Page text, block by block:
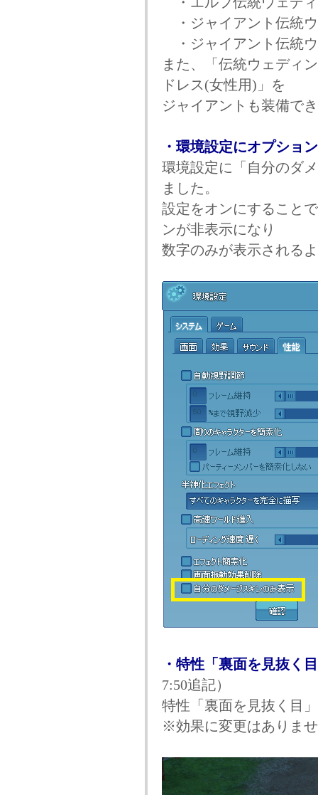
・ジャイアント伝統
・ジャイアント伝統
また、「伝統ウェディ
ドレス(女性用)」を
ジャイアントも装備で
・環境設定にオプショ
環境設定に「自分のダ
ました。
設定をオンにすること
ンが非表示になり
数字のみが表示される
・特性「裏面を見抜く
7:50追記）
特性「裏面を見抜く目
※効果に変更はありま